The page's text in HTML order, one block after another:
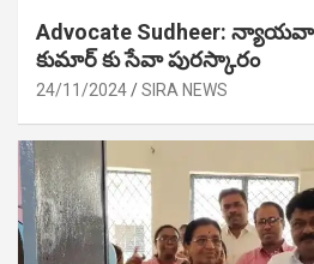
Advocate Sudheer:
కుమార్ కు సేవా పురస్కారం
24/11/2024 SIRA NEWS